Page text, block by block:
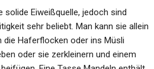
solide Eiweißquelle, jedoch sind
sehr beliebt. Man kann sie allein
Haferflocken oder ins Müsli
oder sie zerkleinern und einem